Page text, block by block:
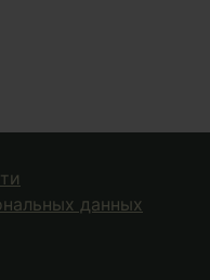
данных